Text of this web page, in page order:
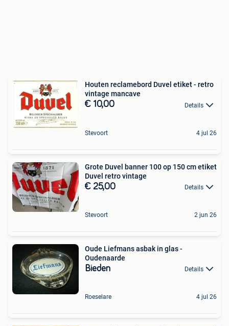
Houten reclamebord Duvel etiket - retro
vintage mancave
€ 10,00 Details
Stevoort 4 jul 26
Grote Duvel banner 100 op 150 cm etiket
Duvel retro vintage
€ 25,00 Details
Stevoort 2 jun 26
Oude Liefmans asbak in glas -
Oudenaarde
Bieden Details
Roeselare 4 jul 26